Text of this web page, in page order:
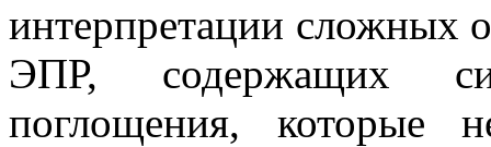
интерпретации сложных
ЭПР, содержащих
поглощения, которые